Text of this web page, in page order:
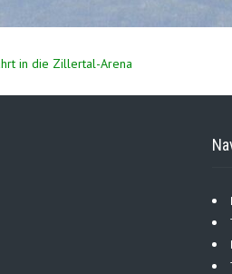
in die Zillertal-Arena